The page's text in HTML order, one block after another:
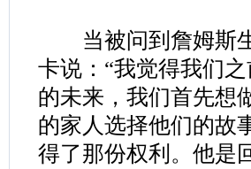
当被问到詹姆斯生
卡说：“我觉得我们
的未来，我们首先想
的家人选择他们的故
得了那份权利。他是